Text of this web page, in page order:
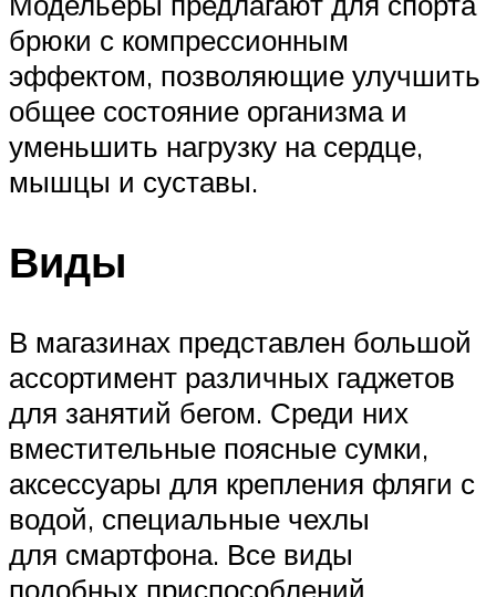
брюки с компрессионным
эффектом, позволяющие улучшить
общее состояние организма и
уменьшить нагрузку на сердце,
мышцы и суставы.
Виды
В магазинах представлен большой
ассортимент различных гаджетов
для занятий бегом. Среди них
вместительные поясные сумки,
аксессуары для крепления фляги с
водой, специальные чехлы
для смартфона. Все виды
подобных приспособлений